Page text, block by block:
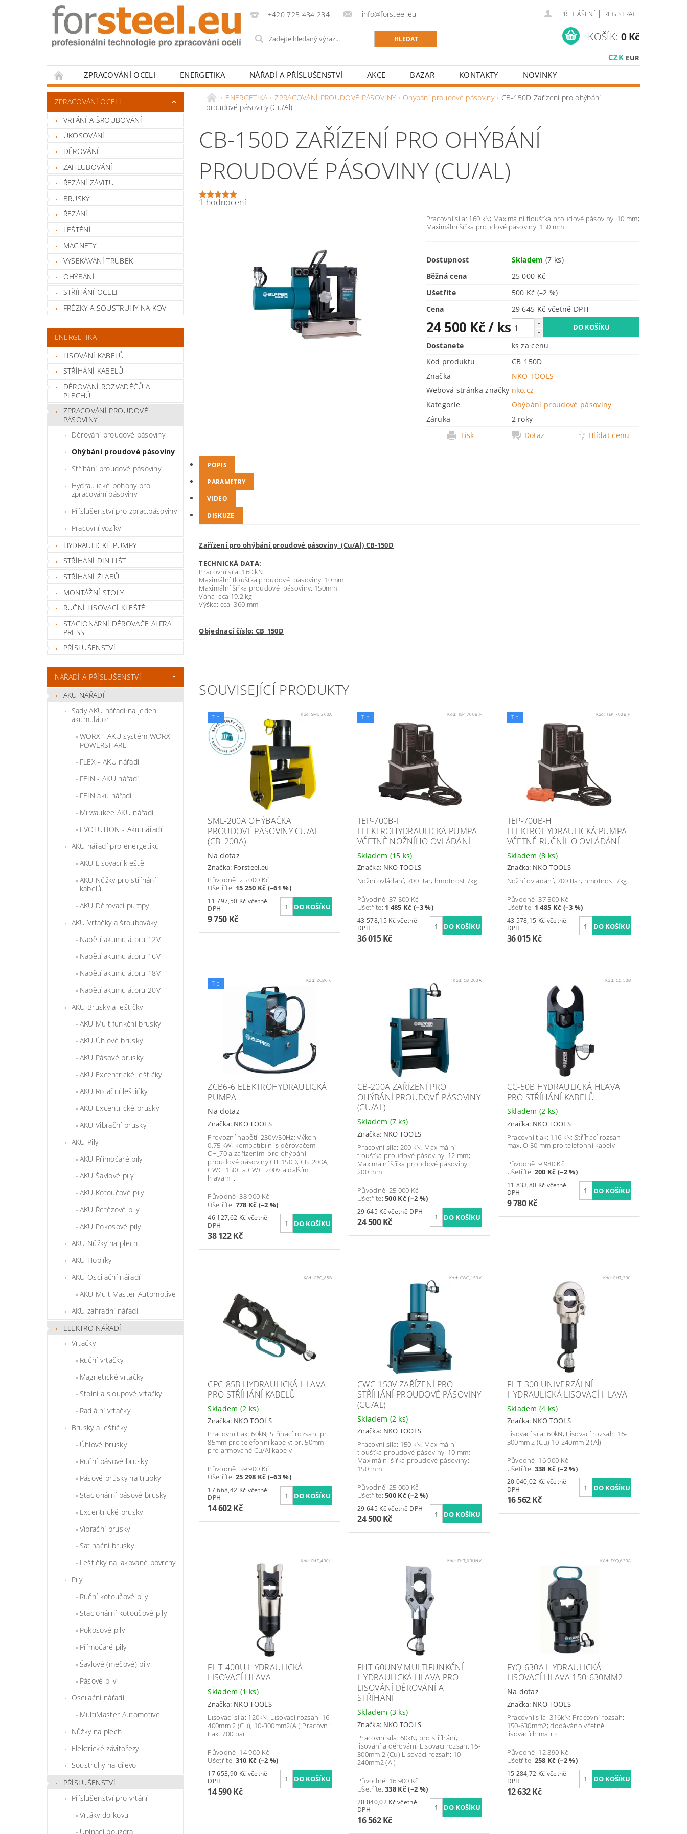
+420 725 484 284 info@forsteel.eu PŘIHLÁŠENÍ | REGISTRACE
CZK EUR
KOŠÍK: 0 Kč
ZPRACOVÁNÍ OCELI ENERGETIKA NÁŘADÍ A PŘÍSLUŠENSTVÍ AKCE BAZAR KONTAKTY
NOVINKY
HODNOCENÍ OBCHODU
ZPRACOVÁNÍ OCELI
VRTÁNÍ A ŠROUBOVÁNÍ
ÚKOSOVÁNÍ
DĚROVÁNÍ
ZAHLUBOVÁNÍ
ŘEZÁNÍ ZÁVITU
BRUSKY
ŘEZÁNÍ
LEŠTĚNÍ
MAGNETY
VYSEKÁVÁNÍ TRUBEK
OHÝBÁNÍ
STŘÍHÁNÍ OCELI
FRÉZKY A SOUSTRUHY NA KOV
ENERGETIKA
LISOVÁNÍ KABELŮ
STŘÍHÁNÍ KABELŮ
DĚROVÁNÍ ROZVADĚČŮ A
PLECHŮ
ZPRACOVÁNÍ PROUDOVÉ
PÁSOVINY
Děrování proudové pásoviny
Ohýbání proudové pásoviny
Stříhání proudové pásoviny
Hydraulické pohony pro
zpracování pásoviny
Příslušenství pro zprac.pásoviny
Pracovní vozíky
HYDRAULICKÉ PUMPY
STŘÍHÁNÍ DIN LIŠT
STŘÍHÁNÍ ŽLABŮ
MONTÁŽNÍ STOLY
RUČNÍ LISOVACÍ KLEŠTĚ
STACIONÁRNÍ DĚROVAČE ALFRA
PRESS
PŘÍSLUŠENSTVÍ
NÁŘADÍ A PŘÍSLUŠENSTVÍ
AKU NÁŘADÍ
Sady AKU nářadí na jeden
akumulátor
WORX - AKU systém WORX
POWERSHARE
FLEX - AKU nářadí
FEIN - AKU nářadí
FEIN aku nářadí
Milwaukee AKU nářadí
EVOLUTION - Aku nářadí
AKU nářadí pro energetiku
AKU Lisovací kleště
AKU Nůžky pro stříhání
kabelů
AKU Děrovací pumpy
AKU Vrtačky a šroubováky
Napětí akumulátoru 12V
Napětí akumulátoru 16V
Napětí akumulátoru 18V
Napětí akumulátoru 20V
AKU Brusky a leštičky
AKU Multifunkční brusky
AKU Úhlové brusky
AKU Pásové brusky
AKU Excentrické leštičky
AKU Rotační leštičky
AKU Excentrické brusky
AKU Vibrační brusky
AKU Pily
AKU Přímočaré pily
AKU Šavlové pily
AKU Kotoučové pily
AKU Řetězové pily
AKU Pokosové pily
AKU Nůžky na plech
AKU Hoblíky
AKU Oscilační nářadí
AKU MultiMaster Automotive
AKU zahradní nářadí
ELEKTRO NÁŘADÍ
Vrtačky
Ruční vrtačky
Magnetické vrtačky
Stolní a sloupové vrtačky
Radiální vrtačky
Brusky a leštičky
Úhlové brusky
Ruční pásové brusky
Pásové brusky na trubky
Stacionární pásové brusky
Excentrické brusky
Vibrační brusky
Satinační brusky
Leštičky na lakované povrchy
Pily
Ruční kotoučové pily
Stacionární kotoučové pily
Pokosové pily
Přímočaré pily
Šavlové (mečové) pily
Pásové pily
Oscilační nářadí
MultiMaster Automotive
Nůžky na plech
Elektrické závitořezy
Soustruhy na dřevo
PŘÍSLUŠENSTVÍ
Příslušenství pro vrtání
Vrtáky do kovu
Upínací pouzdra
ENERGETIKA ZPRACOVÁNÍ PROUDOVÉ PÁSOVINY Ohýbání proudové pásoviny
CB-150D Zařízení pro ohýbání
proudové pásoviny (Cu/Al)
CB-150D ZAŘÍZENÍ PRO OHÝBÁNÍ
PROUDOVÉ PÁSOVINY (CU/AL)
1 hodnocení
Pracovní síla: 160 kN; Maximální tloušťka proudové pásoviny: 10 mm;
Maximální šířka proudové pásoviny: 150 mm
Dostupnost Skladem(7 ks)
Běžná cena
25 000 Kč
Ušetříte
500 Kč (–2 %)
Cena
29 645 Kč včetně DPH
24 500 Kč/ ks
Dostanete
ks za cenu
Kód produktu
CB_150D
Značka
NKO TOOLS
Webová stránka značky nko.cz
Kategorie
Ohýbání proudové pásoviny
Záruka
2 roky
Tisk
Dotaz Hlídat cenu
POPIS
PARAMETRY
VIDEO
DISKUZE
Zařízení pro ohýbání proudové pásoviny (Cu/Al) CB-150D
TECHNICKÁ DATA:
Pracovní síla: 160 kN
Maximální tloušťka proudové pásoviny: 10mm
Maximální šířka proudové pásoviny: 150mm
Váha: cca 19,2 kg
Výška: cca 360 mm
Objednací číslo: CB_150D
SOUVISEJÍCÍ PRODUKTY
Tip Kód: SML_200A
SML-200A OHÝBAČKA
PROUDOVÉ PÁSOVINY CU/AL
(CB_200A)
Na dotaz
Značka: Forsteel.eu
Původně:25 000 Kč
Ušetříte: 15 250 Kč (–61 %)
11 797,50 Kč včetně
DPH
9 750 Kč
Tip Kód: TEP_700B_F
TEP-700B-F
ELEKTROHYDRAULICKÁ PUMPA
VČETNĚ NOŽNÍHO OVLÁDÁNÍ
Skladem (15 ks)
Značka: NKO TOOLS
Nožní ovládání; 700 Bar; hmotnost 7kg
Původně: 37 500 Kč
Ušetříte: 1 485 Kč (–3 %)
43 578,15 Kč včetně
DPH
36 015 Kč
Tip Kód:TEP_700B_H
TEP-700B-H
ELEKTROHYDRAULICKÁ PUMPA
VČETNĚ RUČNÍHO OVLÁDÁNÍ
Skladem(8 ks)
Značka: NKO TOOLS
Nožní ovládání; 700 Bar; hmotnost 7kg
Původně:37 500 Kč
Ušetříte: 1 485 Kč (–3 %)
43 578,15 Kč včetně
DPH
36 015 Kč
Tip Kód: ZCB6_6
ZCB6-6 ELEKTROHYDRAULICKÁ
PUMPA
Na dotaz
Značka: NKO TOOLS
Provozní napětí: 230V/50Hz; Výkon:
0,75 kW, kompatibilní s děrovačem
CH_70 a zařízeními pro ohýbání
proudové pásoviny CB_150D, CB_200A,
CWC_150C a CWC_200V a dalšími
hlavami...
Původně:38 900 Kč
Ušetříte: 778 Kč (–2 %)
46 127,62 Kč včetně
DPH
38 122 Kč
Kód: CB_200A
CB-200A ZAŘÍZENÍ PRO
OHÝBÁNÍ PROUDOVÉ PÁSOVINY
(CU/AL)
Skladem (7 ks)
Značka: NKO TOOLS
Pracovní síla: 200 kN; Maximální
tloušťka proudové pásoviny: 12 mm;
Maximální šířka proudové pásoviny:
200 mm
Původně: 25 000 Kč
Ušetříte:500 Kč (–2 %)
29 645 Kč včetně DPH
24 500 Kč
Kód: CC_50B
CC-50B HYDRAULICKÁ HLAVA
PRO STŘÍHÁNÍ KABELŮ
Skladem(2 ks)
Značka: NKO TOOLS
Pracovní tlak: 116 kN; Stříhací rozsah:
max. O 50 mm pro telefonní kabely
Původně:9 980 Kč
Ušetříte: 200 Kč (–2 %)
11 833,80 Kč včetně
DPH
9 780 Kč
Kód:CPC_85B
CPC-85B HYDRAULICKÁ HLAVA
PRO STŘÍHÁNÍ KABELŮ
Skladem (2 ks)
Značka: NKO TOOLS
Pracovní tlak: 60kN; Stříhací rozsah: pr.
85mm pro telefonní kabely; pr. 50mm
pro armované Cu/Al kabely
Původně:39 900 Kč
Ušetříte: 25 298 Kč (–63 %)
17 668,42 Kč včetně
DPH
14 602 Kč
Kód: CWC_150V
CWC-150V ZAŘÍZENÍ PRO
STŘÍHÁNÍ PROUDOVÉ PÁSOVINY
(CU/AL)
Skladem (2 ks)
Značka: NKO TOOLS
Pracovní síla: 150 kN; Maximální
tloušťka proudové pásoviny: 10 mm;
Maximální šířka proudové pásoviny:
150 mm
Původně: 25 000 Kč
Ušetříte:500 Kč (–2 %)
29 645 Kč včetně DPH
24 500 Kč
Kód:FHT_300
FHT-300 UNIVERZÁLNÍ
HYDRAULICKÁ LISOVACÍ HLAVA
Skladem(4 ks)
Značka: NKO TOOLS
Lisovací síla: 60kN; Lisovací rozsah: 16-
300mm 2 (Cu) 10-240mm 2 (Al)
Původně: 16 900 Kč
Ušetříte: 338 Kč (–2 %)
20 040,02 Kč včetně
DPH
16 562 Kč
Kód: FHT_400U
FHT-400U HYDRAULICKÁ
LISOVACÍ HLAVA
Skladem (1 ks)
Značka: NKO TOOLS
Lisovací síla: 120kN; Lisovací rozsah: 16-
400mm 2 (Cu); 10-300mm2(Al) Pracovní
tlak: 700 bar
Původně: 14 900 Kč
Ušetříte: 310 Kč (–2 %)
17 653,90 Kč včetně
DPH
14 590 Kč
Kód:FHT_60UNV
FHT-60UNV MULTIFUNKČNÍ
HYDRAULICKÁ HLAVA PRO
LISOVÁNÍ DĚROVÁNÍ A
STŘÍHÁNÍ
Skladem (3 ks)
Značka: NKO TOOLS
Pracovní síla: 60kN; pro stříhání,
lisování a děrování; Lisovací rozsah: 16-
300mm 2 (Cu) Lisovací rozsah: 10-
240mm2 (Al)
Původně: 16 900 Kč
Ušetříte:338 Kč (–2 %)
20 040,02 Kč včetně
DPH
16 562 Kč
Kód:FYQ_630A
FYQ-630A HYDRAULICKÁ
LISOVACÍ HLAVA 150-630MM2
Na dotaz
Značka: NKO TOOLS
Pracovní síla: 316kN; Pracovní rozsah:
150-630mm2; dodáváno včetně
lisovacích matric
Původně: 12 890 Kč
Ušetříte: 258 Kč (–2 %)
15 284,72 Kč včetně
DPH
12 632 Kč